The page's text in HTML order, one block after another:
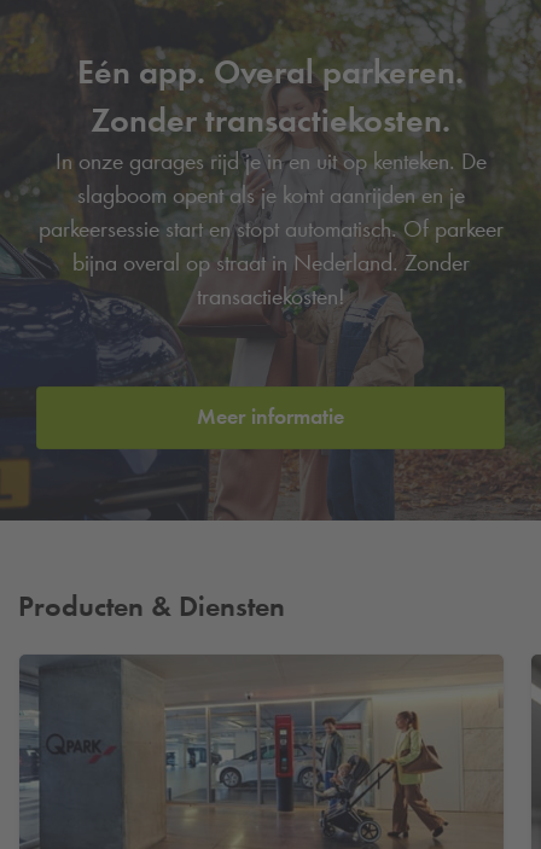
Eén app. Overal parkeren.
Zonder transactiekosten.
In onze garages rijd je in en uit op kenteken. De
slagboom opent als je komt aanrijden en je
parkeersessie start en stopt automatisch. Of parkeer
bijna overal op straat in Nederland. Zonder
transactiekosten!
Meer informatie
Producten & Diensten